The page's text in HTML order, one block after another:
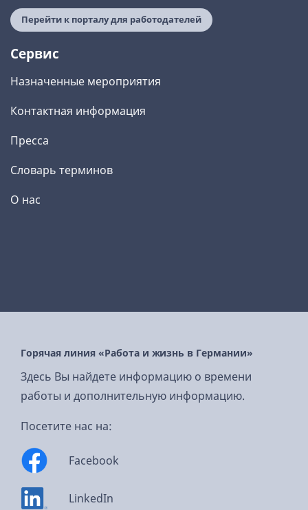
Перейти к порталу для работодателей
Сервис
Назначенные мероприятия
Контактная информация
Пресса
Словарь терминов
О нас
Горячая линия «Работа и жизнь в Германии»
Здесь Вы найдете информацию о времени
работы и дополнительную информацию.
Посетите нас на:
Facebook
LinkedIn